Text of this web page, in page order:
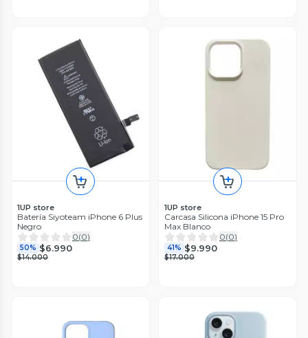
1UP store
Batería Siyoteam iPhone 6 Plus
Negro
0(0)
50% $6.990
$14.000
1UP store
Carcasa Silicona iPhone 15 Pro
Max Blanco
0(0)
41% $9.990
$17.000